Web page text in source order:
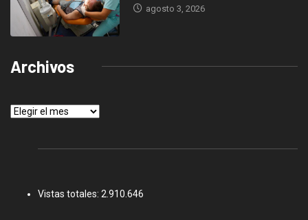
agosto 3, 2026
Archivos
Archivos
Vistas totales: 2.910.646